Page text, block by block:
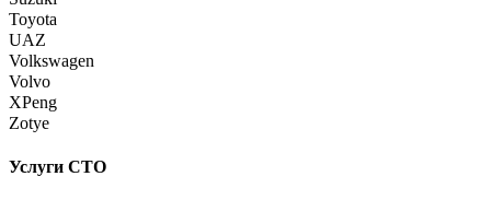
Toyota
UAZ
Volkswagen
Volvo
XPeng
Zotye
Услуги СТО